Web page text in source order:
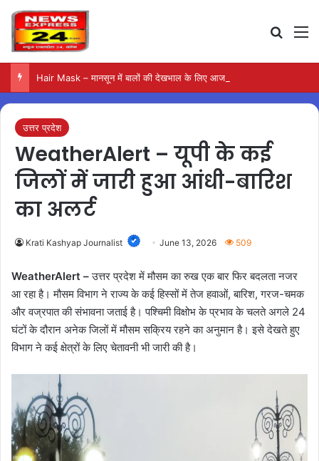
Hair Mask – मानसून में बालों की देखभाल के लिए आजमाएं अंडे का मास्क
उत्तर प्रदेश
WeatherAlert – यूपी के कई
जिलों में जारी हुआ आंधी-बारिश
का अलर्ट
Krati Kashyap Journalist June 13, 2026 509
WeatherAlert –उत्तर प्रदेश में मौसम का रुख एक बार फिर बदलता नजर
आ रहा है। मौसम विभाग ने राज्य के कई हिस्सों में तेज हवाओं, बारिश, गरज-चमक
और वज्रपात की संभावना जताई है। पश्चिमी विक्षोभ के प्रभाव के चलते अगले 24
घंटों के दौरान अनेक जिलों में मौसम सक्रिय रहने का अनुमान है। इसे देखते हुए
विभाग ने कई क्षेत्रों के लिए चेतावनी भी जारी की है।